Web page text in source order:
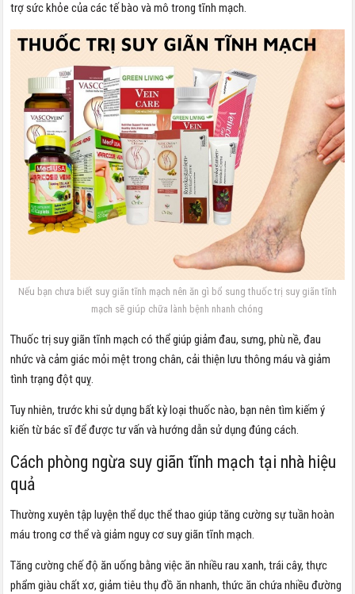
trợ sức khỏe của các tế bào và mô trong tĩnh mạch.
Nếu bạn chưa biết suy giãn tĩnh mạch nên ăn gì bổ sung thuốc trị suy giãn tĩnh
mạch sẽ giúp chữa lành bệnh nhanh chóng
Thuốc trị suy giãn tĩnh mạch có thể giúp giảm đau, sưng, phù nề, đau
nhức và cảm giác mỏi mệt trong chân, cải thiện lưu thông máu và giảm
tình trạng đột quỵ.
Tuy nhiên, trước khi sử dụng bất kỳ loại thuốc nào, bạn nên tìm kiếm ý
kiến ​​từ bác sĩ để được tư vấn và hướng dẫn sử dụng đúng cách.
Cách phòng ngừa suy giãn tĩnh mạch tại nhà hiệu
quả
Thường xuyên tập luyện thể dục thể thao giúp tăng cường sự tuần hoàn
máu trong cơ thể và giảm nguy cơ suy giãn tĩnh mạch.
Tăng cường chế độ ăn uống bằng việc ăn nhiều rau xanh, trái cây, thực
phẩm giàu chất xơ, giảm tiêu thụ đồ ăn nhanh, thức ăn chứa nhiều đường